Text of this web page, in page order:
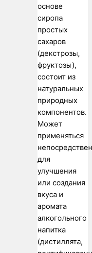
основе
сиропа
простых
сахаров
(декстрозы,
фруктозы),
состоит из
натуральных
природных
компонентов.
Может
применяться
для
улучшения
или создания
вкуса и
аромата
алкогольного
напитка
(дистиллята,